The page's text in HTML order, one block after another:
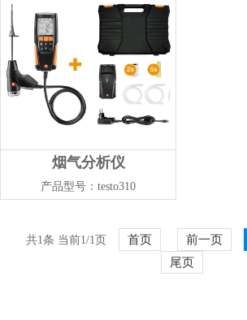
烟气分析仪
产品型号：testo310
共1条 当前1/1页 首页 前一页
尾页